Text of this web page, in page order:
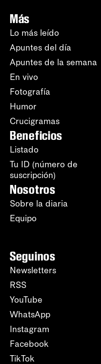
Más
Lo más leído
Apuntes del día
Apuntes de la semana
En vivo
Fotografía
Humor
Crucigramas
Beneficios
Listado
Tu ID (número de
suscripción)
Nosotros
Sobre la diaria
Equipo
Seguinos
Newsletters
RSS
YouTube
WhatsApp
Instagram
Facebook
TikTok